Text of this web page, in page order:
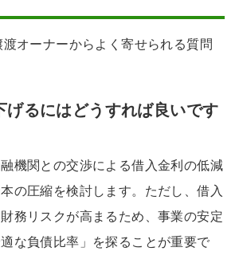
オーナーからよく寄せられる質問
げるにはどうすれば良いです
機関との交渉による借入金利の低減
の圧縮を検討します。ただし、借入
務リスクが高まるため、事業の安定
な負債比率」を探ることが重要で